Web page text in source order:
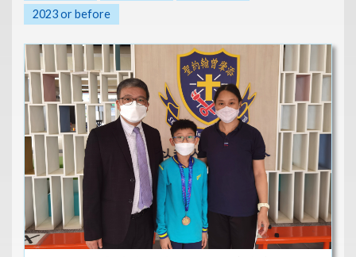
2023 or before